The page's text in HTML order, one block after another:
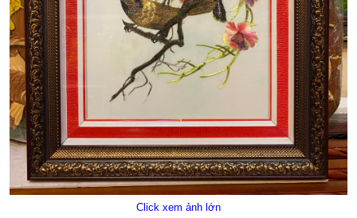
Click xem ảnh lớn